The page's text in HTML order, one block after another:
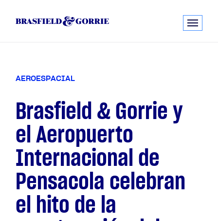
AEROESPACIAL
Brasfield & Gorrie y
el Aeropuerto
Internacional de
Pensacola celebran
el hito de la